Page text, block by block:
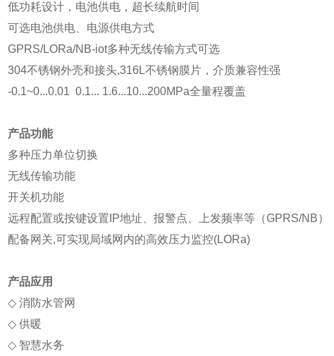
低功耗设计，电池供电，超长续航时间
可选电池供电、电源供电方式
GPRS/LORa/NB-iot多种无线传输方式可选
304不锈钢外壳和接头,316L不锈钢膜片，介质兼容性强
-0.1~0...0.01 0.1... 1.6...10...200MPa全量程覆盖
产品功能
多种压力单位切换
无线传输功能
开关机功能
远程配置或按键设置 IP地址、报警点、上发频率等（GPRS/NB）
配备网关,可实现局域网内的高效压力监控(LORa)
产品应用
◇ 消防水管网
◇ 供暖
◇ 智慧水务